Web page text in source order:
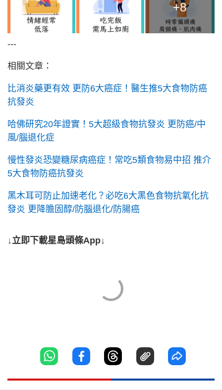
+8
---
相關文章：
比消炎藥更有效 更防6大癌症！醫生推5大食物防癌
抗發炎
哈佛研究20年證實！5大超級食物抗發炎 更防癌/中
風/腦退化症
慢性發炎恐變糖尿病癌症！常吃5類食物易中招 推介
5大食物防癌抗發炎
黑木耳可防止加速老化？必吃6大黑色食物抗氧化抗
發炎 更降膽固醇/防腦退化/防腸癌
↓立即下載星島頭條App↓